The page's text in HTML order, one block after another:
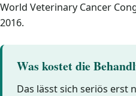
World Veterinary Cancer
2016.
Was kostet die
Das lässt sich seriös erst